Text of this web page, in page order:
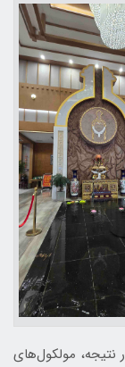
نتیجه، مولکول‌های